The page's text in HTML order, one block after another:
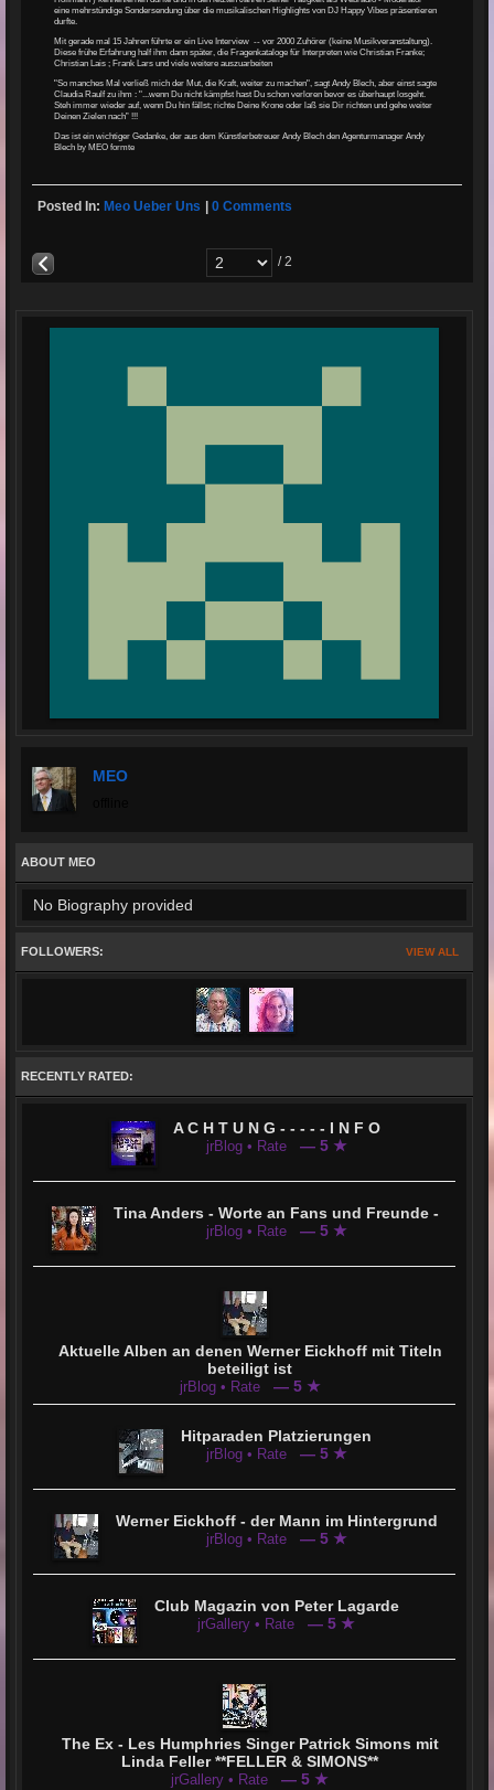
eine mehrstündige Sondersendung über die musikalischen Highlights von DJ Happy Vibes präsentieren
durfte.
Mit gerade mal 15 Jahren führte er ein Live Interview -- vor 2000 Zuhörer (keine Musikveranstaltung).
Diese frühe Erfahrung half ihm dann später, die Fragenkataloge für Interpreten wie Christian Franke;
Christian Lais ; Frank Lars und viele weitere auszuarbeiten
"So manches Mal verließ mich der Mut, die Kraft, weiter zu machen", sagt Andy Blech, aber einst sagte
Claudia Raulf zu ihm : "...wenn Du nicht kämpfst hast Du schon verloren bevor es überhaupt losgeht.
Steh immer wieder auf, wenn Du hin fällst; richte Deine Krone oder laß sie Dir richten und gehe weiter
Deinen Zielen nach” !!!
Das ist ein wichtiger Gedanke, der aus dem Künstlerbetreuer Andy Blech den Agenturmanager Andy
Blech by MEO formte
Posted In: Meo Ueber Uns |0 Comments
/ 2
MEO
ABOUT MEO
No Biography provided
VIEW ALL
FOLLOWERS:
RECENTLY RATED:
A C H T U N G - - - - - I N F O
jrBlog • Rate — 5 ★
Tina Anders - Worte an Fans und Freunde -
jrBlog • Rate — 5 ★
Aktuelle Alben an denen Werner Eickhoff mit Titeln
beteiligt ist
jrBlog • Rate — 5 ★
Hitparaden Platzierungen
jrBlog • Rate — 5 ★
Werner Eickhoff - der Mann im Hintergrund
jrBlog • Rate — 5 ★
Club Magazin von Peter Lagarde
jrGallery • Rate — 5 ★
The Ex - Les Humphries Singer Patrick Simons mit
Linda Feller **FELLER & SIMONS**
jrGallery • Rate — 5 ★